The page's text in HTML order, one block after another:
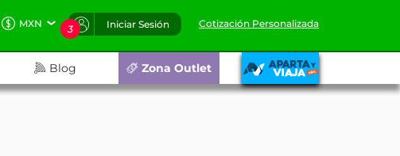
MXN 3 Iniciar Sesión Cotización Personalizada
Blog Zona Outlet